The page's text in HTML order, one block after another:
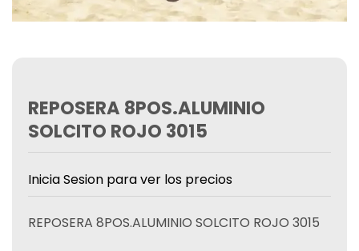
REPOSERA 8POS.ALUMINIO
SOLCITO ROJO 3015
Inicia Sesion para ver los precios
REPOSERA 8POS.ALUMINIO SOLCITO ROJO 3015